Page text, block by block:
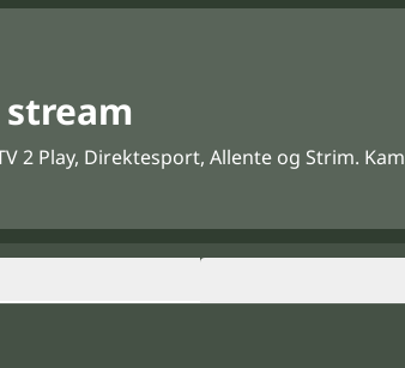
2 Play, Direktesport, Allente og Strim.